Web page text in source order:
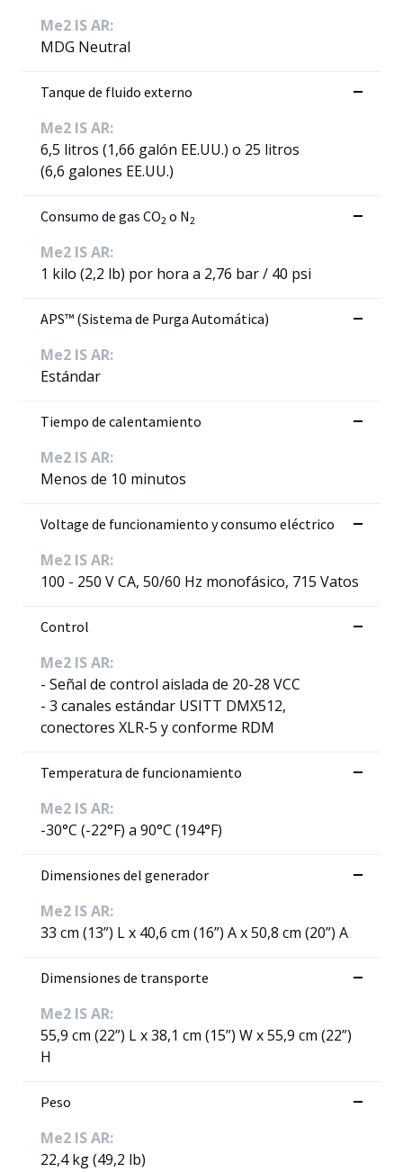
Me2 IS AR:
MDG Neutral
Tanque de fluido externo
Me2 IS AR:
6,5 litros (1,66 galón EE.UU.) o 25 litros
(6,6 galones EE.UU.)
Consumo de gas CO2 o N2
Me2 IS AR:
1 kilo (2,2 lb) por hora a 2,76 bar / 40 psi
APS™ (Sistema de Purga Automática)
Me2 IS AR:
Estándar
Tiempo de calentamiento
Me2 IS AR:
Menos de 10 minutos
Voltage de funcionamiento y consumo eléctrico
Me2 IS AR:
100 - 250 V CA, 50/60 Hz monofásico, 715 Vatos
Control
Me2 IS AR:
- Señal de control aislada de 20-28 VCC
- 3 canales estándar USITT DMX512,
conectores XLR-5 y conforme RDM
Temperatura de funcionamiento
Me2 IS AR:
-30°C (-22°F) a 90°C (194°F)
Dimensiones del generador
Me2 IS AR:
33 cm (13”) L x 40,6 cm (16”) A x 50,8 cm (20”) A
Dimensiones de transporte
Me2 IS AR:
55,9 cm (22”) L x 38,1 cm (15”) W x 55,9 cm (22”)
H
Peso
Me2 IS AR:
22,4 kg (49,2 lb)